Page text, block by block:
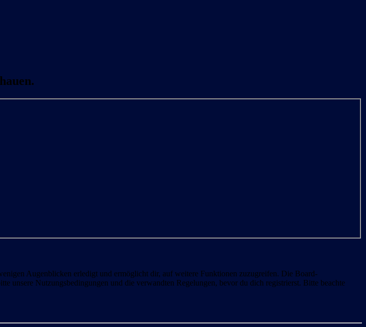
Augenblicken erledigt und ermöglicht dir, auf weitere Funktionen zuzugreifen. Die Board-
unsere Nutzungsbedingungen und die verwandten Regelungen, bevor du dich registrierst. Bitte beachte